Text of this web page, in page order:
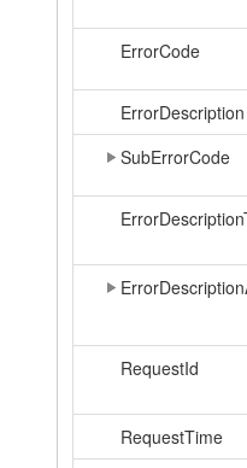
ErrorCode
ErrorDescription
SubErrorCode
RequestId
RequestTime